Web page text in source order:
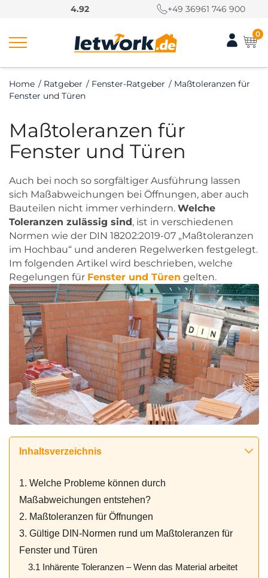
4.92 +49 36961 746 900
0
Home / Ratgeber / Fenster-Ratgeber / Maßtoleranzen für
Fenster und Türen
Maßtoleranzen für
Fenster und Türen
Auch bei noch so sorgfältiger Ausführung lassen
sich Maßabweichungen bei Öffnungen, aber auch
Bauteilen nicht immer verhindern. Welche
Toleranzen zulässig sind, ist in verschiedenen
Normen wie der DIN 18202:2019-07 „Maßtoleranzen
im Hochbau“ und anderen Regelwerken festgelegt.
Im folgenden Artikel wird beschrieben, welche
Regelungen für Fenster und Türen gelten.
Inhaltsverzeichnis
1. Welche Probleme können durch
Maßabweichungen entstehen?
2. Maßtoleranzen für Öffnungen
3. Gültige DIN-Normen rund um Maßtoleranzen für
Fenster und Türen
3.1 Inhärente Toleranzen – Wenn das Material arbeitet